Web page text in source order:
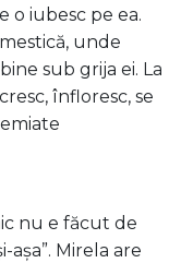
o iubesc pe ea.
unde
sub grija ei. La
înfloresc, se
nu e făcut de
așa”. Mirela are